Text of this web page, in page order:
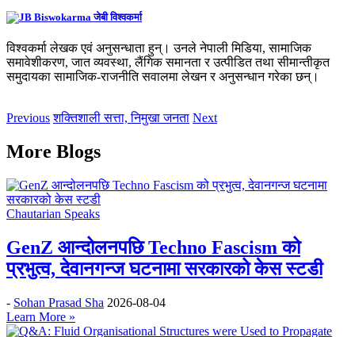
जेबी विश्वकर्मा
विश्वकर्मा लेखक एवं अनुसन्धाता हुन्। उनले नेपाली मिडिया, सामाजिक
समावेशीकरण, जात व्यवस्था, लैंगिक समानता र उत्पीडित तथा सीमान्तीकृत
समुदायका सामाजिक-राजनीति सवालमा लेखन र अनुसन्धान गरेका छन्।
Previous शक्तिशाली सत्ता, निमुखा जनता Next
More Blogs
Chautarian Speaks
GenZ आन्दोलनपछि Techno Fascism को
प्रभुत्व, देवानगन्ज घटनामा सरकारको केस स्टडी
- Sohan Prasad Sha 2026-08-04
Learn More »